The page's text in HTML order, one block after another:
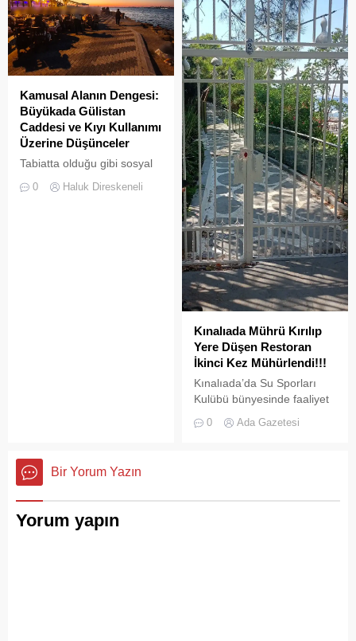
Kamusal Alanın Dengesi:
Büyükada Gülistan
Caddesi ve Kıyı Kullanımı
Üzerine Düşünceler
Tabiatta olduğu gibi sosyal
hayatta da boşluklar uzun
süre karşılıksız kalmaz;
0 Haluk Direskeneli
Kınalıada Mührü Kırılıp
Yere Düşen Restoran
İkinci Kez Mühürlendi!!!
Kınalıada’da Su Sporları
Kulübü bünyesinde faaliyet
ruhsat usulsüzlüğü ve adres
0 Ada Gazetesi
Bir Yorum Yazın
Yorum yapın